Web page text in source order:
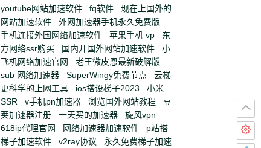
youtube网站加速软件
fq软件
现在上国外的
网站加速软件
外网加速器手机永久免费版
手机连接外国网络加速软件
苹果手机 vp
东
方网络ssr购买
国内开国外网站加速软件
小
飞机网络加速官网
老王微皮恩最新破解版
sub 网络加速器
SuperWingy免费节点
云梯
更科学的上网工具
ios搭设梯子2023
小米
SSR
v手机pn加速器 浏览国外网站教程
豆
荚加速器注册
一天买的加速器
旋风vpn
618ip代理官网
网络加速器加速软件
p站搭
梯子加速软件
v2ray协议 永久免费梯子加速